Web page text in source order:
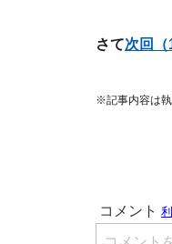
さて次回（
※記事内容は執